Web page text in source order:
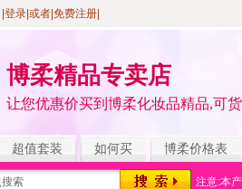
|登录 |或者| 免费注册
博柔精品专卖店
让您优惠价买到博柔化妆品精品,可
超值套装 如何买 博柔价格表
注意:本